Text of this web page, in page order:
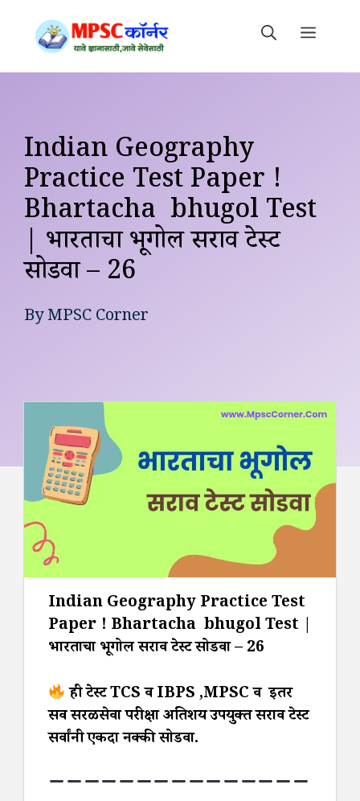
content
Indian Geography
Practice Test Paper !
Bhartacha bhugol Test
| भारताचा भूगोल सराव टेस्ट
सोडवा – 26
ByMPSC Corner
Indian Geography Practice Test
Paper ! Bhartacha bhugol Test |
भारताचा भूगोल सराव टेस्ट सोडवा – 26
ही टेस्ट TCS व IBPS ,MPSC व इतर
सर्व सरळसेवा परीक्षा अतिशय उपयुक्त सराव टेस्ट
सर्वांनी एकदा नक्की सोडवा.